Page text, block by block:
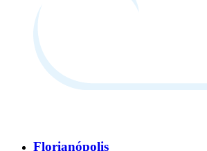
Florianópolis